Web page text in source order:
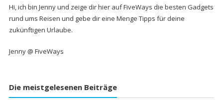
Hi, ich bin Jenny und zeige dir hier auf FiveWays die besten Gadgets
rund ums Reisen und gebe dir eine Menge Tipps für deine
zukünftigen Urlaube.
Jenny @ FiveWays
Die meistgelesenen Beiträge